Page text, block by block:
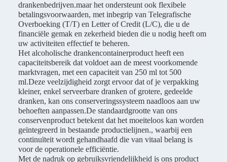
drankenbedrijven.maar het ondersteunt ook flexibele
betalingsvoorwaarden, met inbegrip van Telegrafische
Overboeking (T/T) en Letter of Credit (L/C), die u de
financiële gemak en zekerheid bieden die u nodig heeft om
uw activiteiten effectief te beheren.
Het alcoholische drankencontainerproduct heeft een
capaciteitsbereik dat voldoet aan de meest voorkomende
marktvragen, met een capaciteit van 250 ml tot 500
ml.Deze veelzijdigheid zorgt ervoor dat of je verpakking
kleiner, enkel serveerbare dranken of grotere, gedeelde
dranken, kan ons conserveringssysteem naadloos aan uw
behoeften aanpassen.De standaardgrootte van ons
conservenproduct betekent dat het moeiteloos kan worden
geïntegreerd in bestaande productielijnen., waarbij een
continuïteit wordt gehandhaafd die van vitaal belang is
voor de operationele efficiëntie.
Met de nadruk op gebruiksvriendelijkheid is ons product